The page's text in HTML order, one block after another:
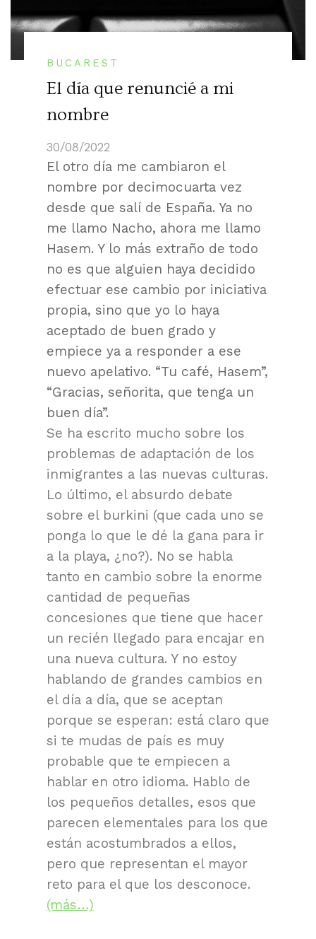
BUCAREST
El día que renuncié a mi
nombre
30/08/2022
El otro día me cambiaron el
nombre por decimocuarta vez
desde que salí de España. Ya no
me llamo Nacho, ahora me llamo
Hasem. Y lo más extraño de todo
no es que alguien haya decidido
efectuar ese cambio por iniciativa
propia, sino que yo lo haya
aceptado de buen grado y
empiece ya a responder a ese
nuevo apelativo. “Tu café, Hasem”,
“Gracias, señorita, que tenga un
buen día”.
Se ha escrito mucho sobre los
problemas de adaptación de los
inmigrantes a las nuevas culturas.
Lo último, el absurdo debate
sobre el burkini (que cada uno se
ponga lo que le dé la gana para ir
a la playa, ¿no?). No se habla
tanto en cambio sobre la enorme
cantidad de pequeñas
concesiones que tiene que hacer
un recién llegado para encajar en
una nueva cultura. Y no estoy
hablando de grandes cambios en
el día a día, que se aceptan
porque se esperan: está claro que
si te mudas de país es muy
probable que te empiecen a
hablar en otro idioma. Hablo de
los pequeños detalles, esos que
parecen elementales para los que
están acostumbrados a ellos,
pero que representan el mayor
reto para el que los desconoce.
(más…)